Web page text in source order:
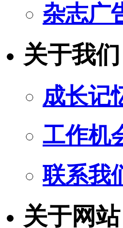
杂志广
关于我们
成长记
工作机
联系我
关于网站